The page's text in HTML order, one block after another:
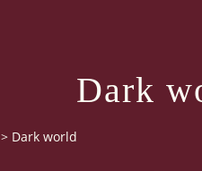
Dark
> Dark world